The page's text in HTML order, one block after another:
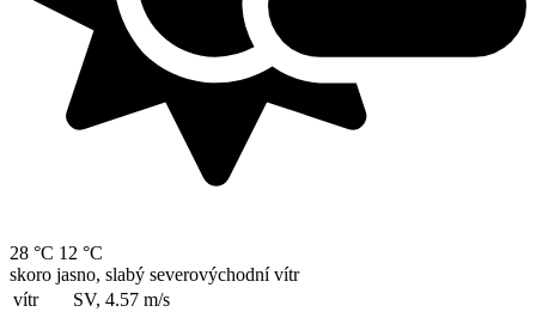
28 °C 12 °C
skoro jasno, slabý severovýchodní vítr
vítr
SV, 4.57 m/s